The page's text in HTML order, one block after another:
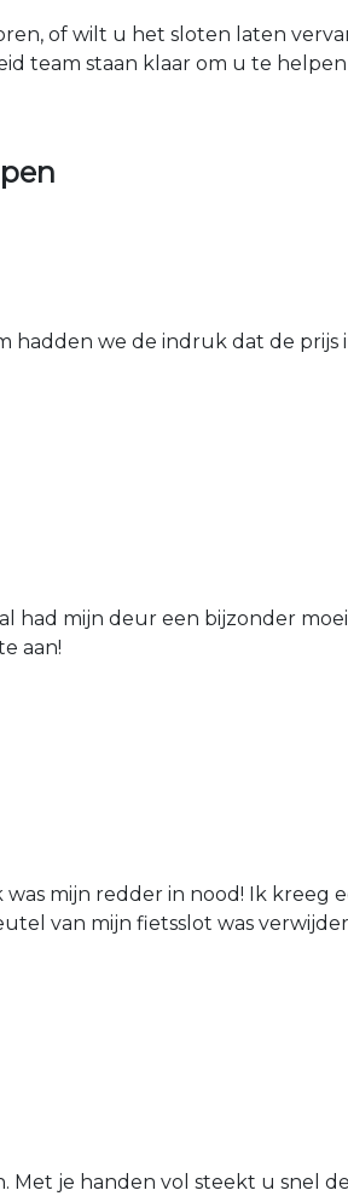
of wilt u het sloten laten
team staan klaar om u te
we de indruk dat de
had mijn deur een bijzonder
aan!
mijn redder in nood! Ik kreeg
van mijn fietsslot was
je handen vol steekt u snel